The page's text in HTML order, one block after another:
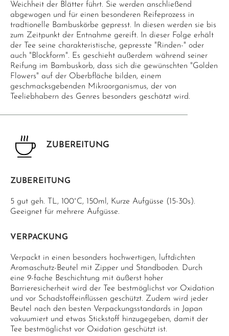
Weichheit der Blätter führt. Sie werden anschließend
abgewogen und für einen besonderen Reifeprozess in
tradtionelle Bambuskörbe gepresst. In diesen werden sie bis
zum Zeitpunkt der Entnahme gereift. In dieser Folge erhält
der Tee seine charakteristische, gepresste "Rinden-" oder
auch "Blockform". Es geschieht außerdem während seiner
Reifung im Bambuskorb, dass sich die gewünschten "Golden
Flowers" auf der Oberbfläche bilden, einem
geschmacksgebenden Mikroorganismus, der von
Teeliebhabern des Genres besonders geschätzt wird.
ZUBEREITUNG
ZUBEREITUNG
5 gut geh. TL, 100°C, 150ml, Kurze Aufgüsse (15-30s).
Geeignet für mehrere Aufgüsse.
VERPACKUNG
Verpackt in einen besonders hochwertigen, luftdichten
Aromaschutz-Beutel mit Zipper und Standboden. Durch
eine 9-fache Beschichtung mit äußerst hoher
Barrieresicherheit wird der Tee bestmöglichst vor Oxidation
und vor Schadstoffeinflüssen geschützt. Zudem wird jeder
Beutel nach den besten Verpackungsstandards in Japan
vakuumiert und etwas Stickstoff hinzugegeben, damit der
Tee bestmöglichst vor Oxidation geschützt ist.